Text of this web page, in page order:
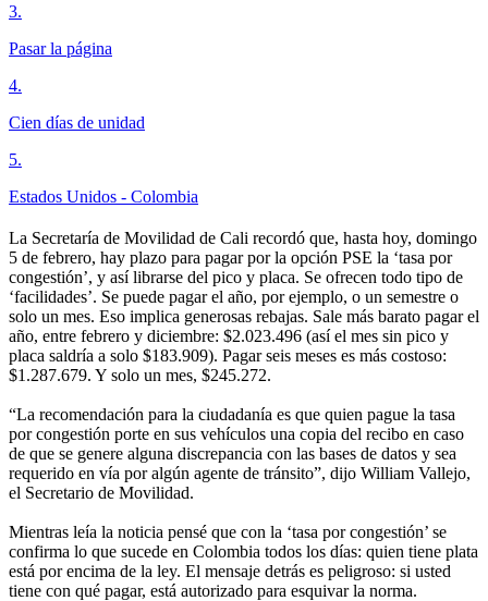
3.
Pasar la página
4.
Cien días de unidad
5.
Estados Unidos - Colombia
La Secretaría de Movilidad de Cali recordó que, hasta hoy, domingo
5 de febrero, hay plazo para pagar por la opción PSE la ‘tasa por
congestión’, y así librarse del pico y placa. Se ofrecen todo tipo de
‘facilidades’. Se puede pagar el año, por ejemplo, o un semestre o
solo un mes. Eso implica generosas rebajas. Sale más barato pagar el
año, entre febrero y diciembre: $2.023.496 (así el mes sin pico y
placa saldría a solo $183.909). Pagar seis meses es más costoso:
$1.287.679. Y solo un mes, $245.272.
“La recomendación para la ciudadanía es que quien pague la tasa
por congestión porte en sus vehículos una copia del recibo en caso
de que se genere alguna discrepancia con las bases de datos y sea
requerido en vía por algún agente de tránsito”, dijo William Vallejo,
el Secretario de Movilidad.
Mientras leía la noticia pensé que con la ‘tasa por congestión’ se
confirma lo que sucede en Colombia todos los días: quien tiene plata
está por encima de la ley. El mensaje detrás es peligroso: si usted
tiene con qué pagar, está autorizado para esquivar la norma.